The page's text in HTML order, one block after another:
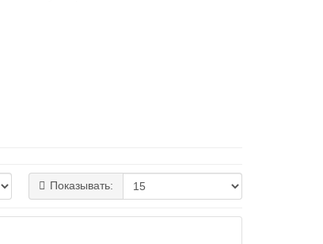
Показывать: